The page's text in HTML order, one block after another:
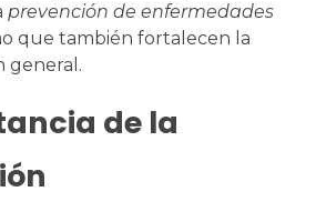
prevención de enfermedades
que también fortalecen la
general.
de la